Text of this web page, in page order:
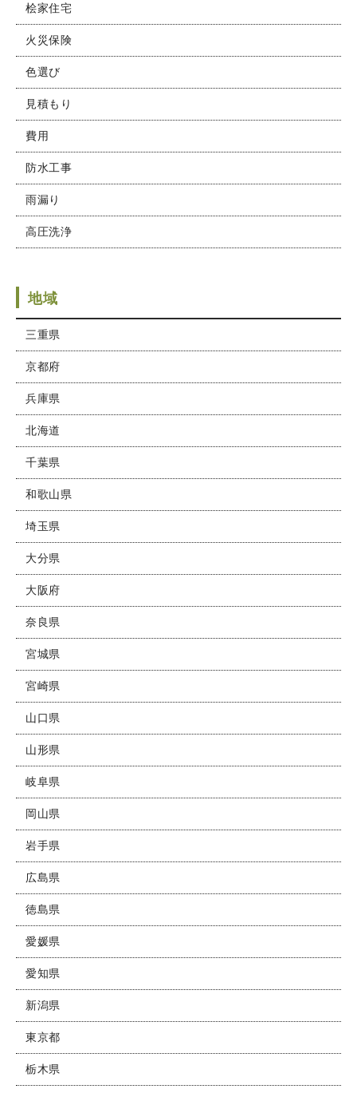
桧家住宅
火災保険
色選び
見積もり
費用
防水工事
雨漏り
高圧洗浄
地域
三重県
京都府
兵庫県
北海道
千葉県
和歌山県
埼玉県
大分県
大阪府
奈良県
宮城県
宮崎県
山口県
山形県
岐阜県
岡山県
岩手県
広島県
徳島県
愛媛県
愛知県
新潟県
東京都
栃木県